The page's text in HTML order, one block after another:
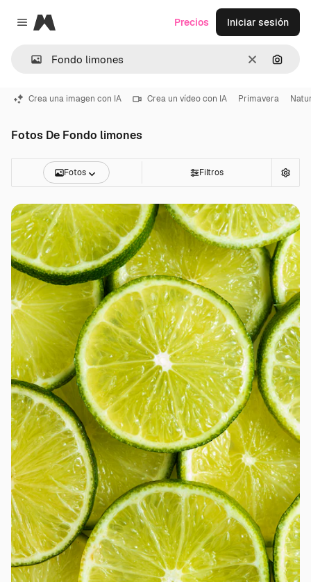
Close menu
Magnific
Borrar
Precios Iniciar sesión
Crea una imagen con IA Crea un vídeo con IA Primavera
Fotos De Fondo limones
Fotos Filtros